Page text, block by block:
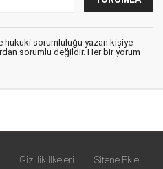
hukuki sorumluluğu yazan kişiye
sorumlu değildir. Her bir yorum
Gizlilik İlkeleri Sitene Ekle